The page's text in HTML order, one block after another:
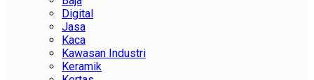
Digital
Jasa
Kaca
Kawasan Industri
Keramik